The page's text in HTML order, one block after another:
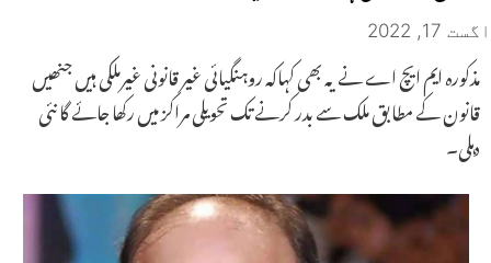
اگست 17, 2022
مذکورہ ایم ایچ اے نے یہ بھی کہاکہ روہنگیائی غیر قانونی غیرملکی ہیں جنھیں
قانون کے مطابق ملک سے بدر کرنے تک تحویلی مراکز میں رکھا جائے گا نئی
دہلی۔